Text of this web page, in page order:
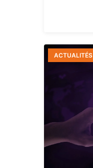
ACTUALITÉS